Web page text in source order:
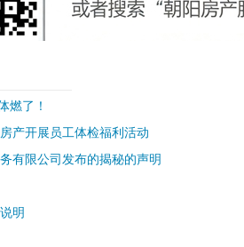
燃了！
产开展员工体检福利活动
有限公司发布的揭秘的声明
明